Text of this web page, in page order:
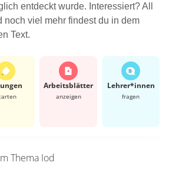
entdeckt wurde. Interessiert? All
noch viel mehr findest du in dem
Text.
Arbeits­blätter
anzeigen
Lehrer*​innen
fragen
Thema Iod